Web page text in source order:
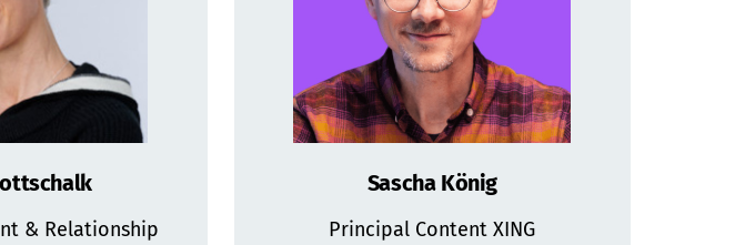
& Relationship
Sascha König
Principal Content XING